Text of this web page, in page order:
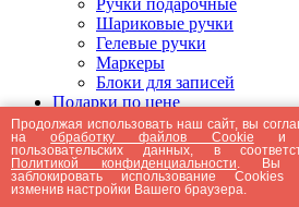
Ручки подарочные
Шариковые ручки
Гелевые ручки
Маркеры
Блоки для записей
Подарки по цене
Подарки от 5000 рублей
Подарки до 5000 рублей
Подарки до 3000 рублей
Подарки до 2000 рублей
Подарки до 1000 рублей
Продолжая использовать наш сайт, вы
наобработку файлов Cookie и
пользовательских данных, в
Политикой конфиденциальности . Вы
заблокировать использование Cookies
изменив настройки Вашего браузера.